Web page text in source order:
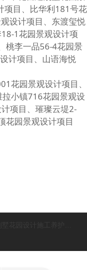
项目、比华利181号花
设计项目、东渡玺悦
1花园景观设计项
桃李一品56-4花园景
计项目、山语海悦
花园景观设计项目、
小镇716花园景观设
项目、璀璨云堤2-
花园景观设计项目